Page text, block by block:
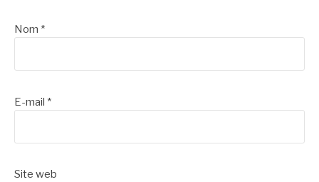
Nom *
E-mail *
Site web